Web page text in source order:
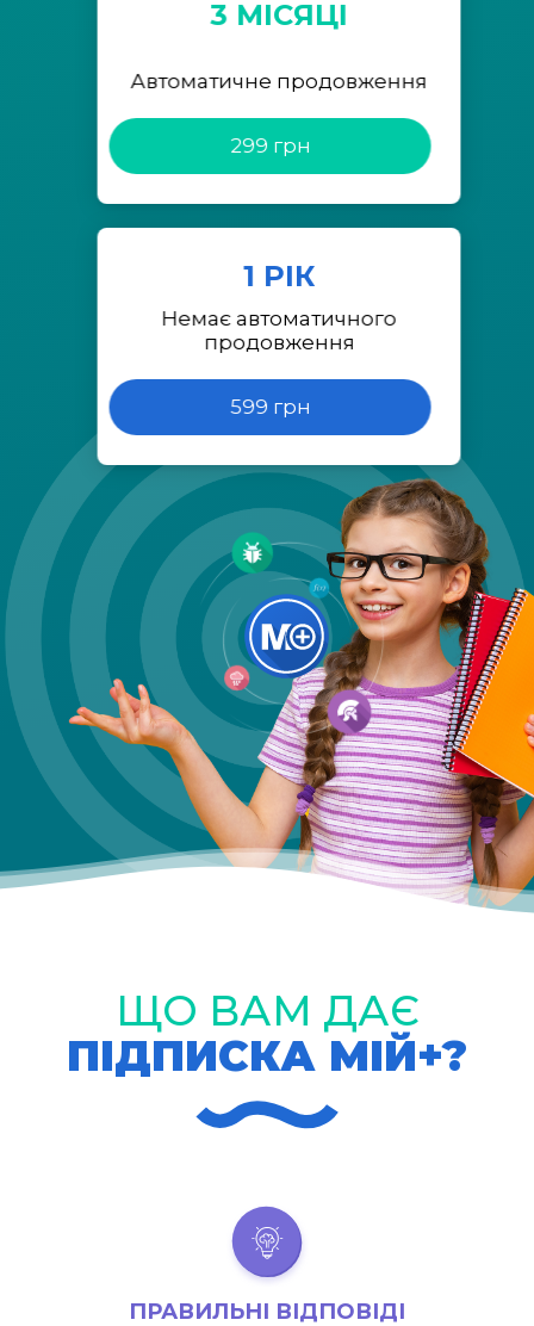
3 МІСЯЦІ
Автоматичне продовження
299 грн
1 РІК
Немає автоматичного
продовження
599 грн
ЩО ВАМ ДАЄ
ПІДПИСКА МІЙ+?
ПРАВИЛЬНІ ВІДПОВІДІ